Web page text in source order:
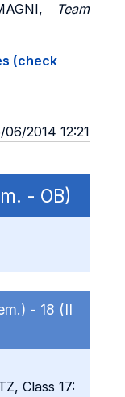
Team
(check
2014 12:21
- OB)
- 18 (II
Class 17: